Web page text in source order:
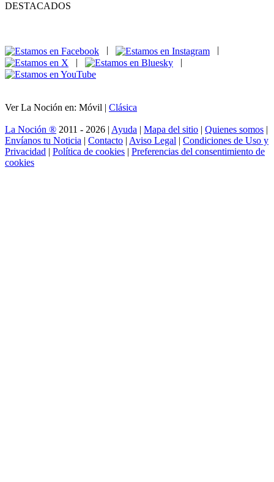
DESTACADOS
|
|
Ver La Noción en: Móvil | Clásica
La Noción ® 2011 - 2026 | Ayuda | Mapa del sitio | Quienes somos |
Envíanos tu Noticia | Contacto | Aviso Legal | Condiciones de Uso y
Privacidad | Política de cookies | Preferencias del consentimiento de
cookies